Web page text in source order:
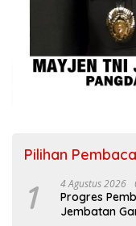
Pilihan Pembaca
1 4 Agustus 2026
Progres
Jembatan